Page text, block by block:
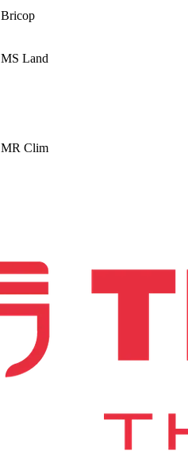
Bricop
MS Land
MR Clim